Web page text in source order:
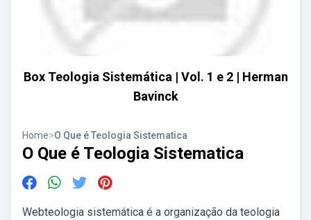
Box Teologia Sistemática | Vol. 1 e 2 | Herman
Bavinck
Home>O Que é Teologia Sistematica
O Que é Teologia Sistematica
Webteologia sistemática é a organização da teologia